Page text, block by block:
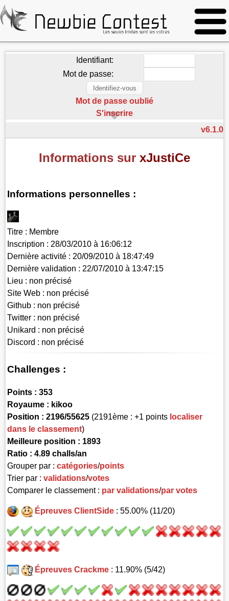
Identifiant:
Mot de passe:
Mot de passe oublié
S'inscrire
v6.1.0
Informations sur xJustiCe
Informations personnelles :
Titre : Membre
Inscription : 28/03/2010 à 16:06:12
Dernière activité : 20/09/2010 à 18:47:49
Dernière validation : 22/07/2010 à 13:47:15
Lieu : non précisé
Site Web : non précisé
Github : non précisé
Twitter : non précisé
Unikard : non précisé
Discord : non précisé
Challenges :
Points : 353
Royaume : kikoo
Position : 2196/55625 (2191ème : +1 points localiser
dans le classement)
Meilleure position : 1893
Ratio : 4.89 challs/an
Grouper par :catégories/points
Trier par :validations/votes
Comparer le classement : par validations/par votes
Épreuves ClientSide: 55.00% (11/20)
Épreuves Crackme: 11.90% (5/42)